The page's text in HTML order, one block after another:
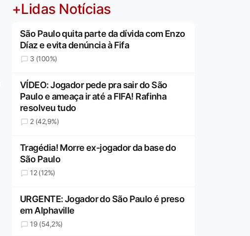
+Lidas Notícias
São Paulo quita parte da dívida com Enzo
Díaz e evita denúncia à Fifa
3 (100%)
VÍDEO: Jogador pede pra sair do São
Paulo e ameaça ir até a FIFA! Rafinha
resolveu tudo
2 (42,9%)
Tragédia! Morre ex-jogador da base do
São Paulo
12 (12%)
URGENTE: Jogador do São Paulo é preso
em Alphaville
19 (54,2%)